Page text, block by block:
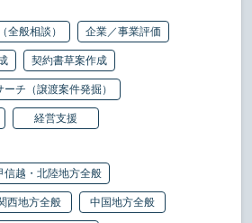
全般相談）
企業／事業評価
契約書草案作成
ーチ（譲渡案件発掘）
経営支援
信越・北陸地方全般
西地方全般 中国地方全般